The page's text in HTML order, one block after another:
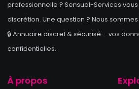
professionnelle ? Sensual-Services
discrétion. Une question ? Nous
🔒 Annuaire discret & sécurisé – vos
confidentielles.
À propos